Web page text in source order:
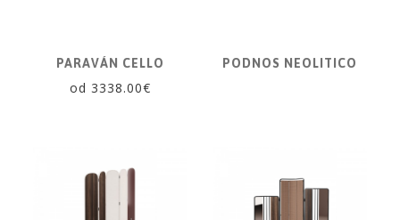
PARAVÁN CELLO
od 3338.00€
PODNOS NEOLITICO